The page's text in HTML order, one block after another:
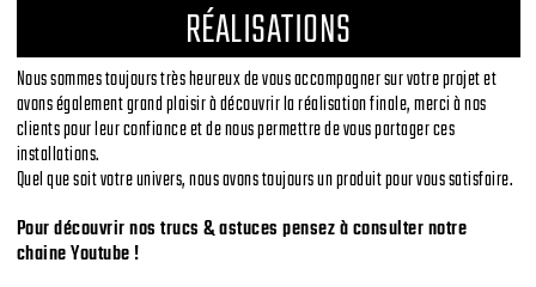
RÉALISATIONS
Nous sommes toujours très heureux de vous accompagner sur votre projet et
avons également grand plaisir à découvrir la réalisation finale, merci à nos
clients pour leur confiance et de nous permettre de vous partager ces
installations.
Quel que soit votre univers, nous avons toujours un produit pour vous satisfaire.
Pour découvrir nos trucs & astuces pensez à consulter notre
chaineYoutube!